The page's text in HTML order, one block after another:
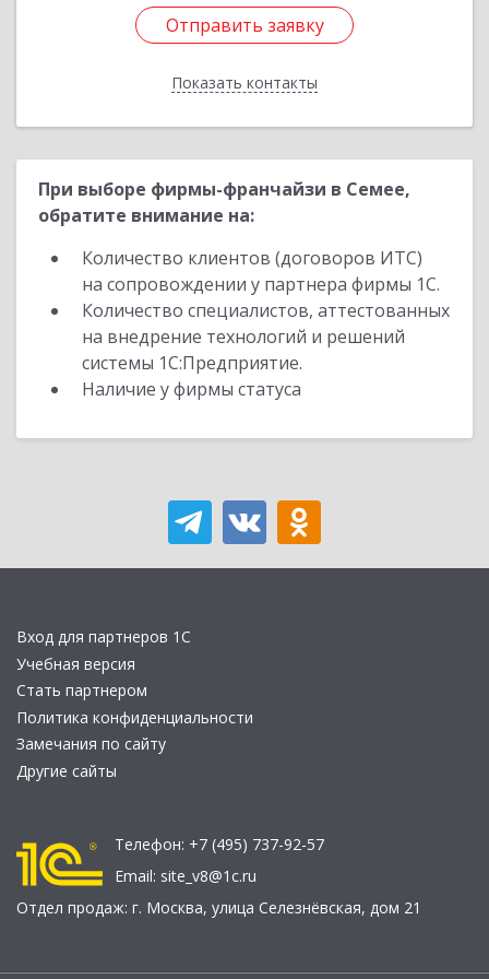
Отправить заявку
Показать контакты
Отправить заявку
Назад
При выборе фирмы-франчайзи в Семее,
обратите внимание на:
Количество клиентов (договоров ИТС)
на сопровождении у партнера фирмы 1С.
Количество специалистов, аттестованных
на внедрение технологий и решений
системы 1С:Предприятие.
Наличие у фирмы статуса
Вход для партнеров 1С
Учебная версия
Стать партнером
Политика конфиденциальности
Замечания по сайту
Другие сайты
Телефон: +7 (495) 737-92-57
Email: site_v8@1c.ru
Отдел продаж: г. Москва, улица Селезнёвская, дом 21